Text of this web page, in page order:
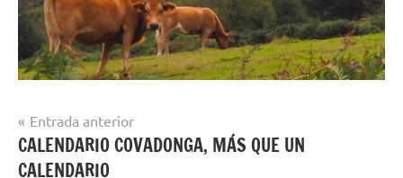
Navegación
de
Entrada anterior
CALENDARIO COVADONGA, MÁS QUE UN
CALENDARIO